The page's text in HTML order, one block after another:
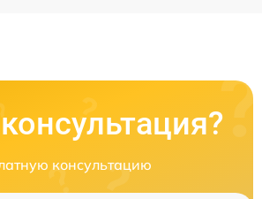
консультацию